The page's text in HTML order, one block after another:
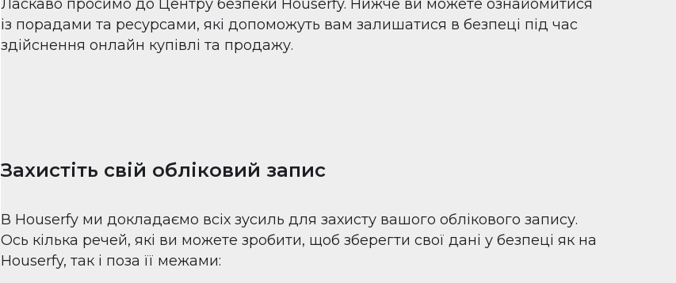
Ласкаво просимо до Центру безпеки Houserfy. Нижче ви можете ознайомитися
із порадами та ресурсами, які допоможуть вам залишатися в безпеці під час
здійснення онлайн купівлі та продажу.
Захистіть свій обліковий запис
В Houserfy ми докладаємо всіх зусиль для захисту вашого облікового запису.
Ось кілька речей, які ви можете зробити, щоб зберегти свої дані у безпеці як на
Houserfy, так і поза її межами: